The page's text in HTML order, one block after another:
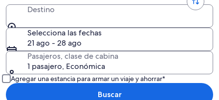
Destino
Selecciona las fechas
21 ago - 28 ago
Pasajeros, clase de cabina
1 pasajero, Económica
Agregar una estancia para armar un viaje y ahorrar*
Buscar